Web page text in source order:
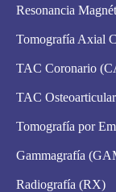
Resonancia
Tomografía Axial
TAC Coronario
TAC
Tomografía por
Gammagrafía
Radiografía (RX)